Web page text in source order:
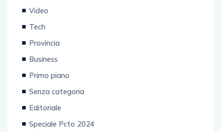
Video
Tech
Provincia
Business
Primo piano
Senza categoria
Editoriale
Speciale Pcto 2024